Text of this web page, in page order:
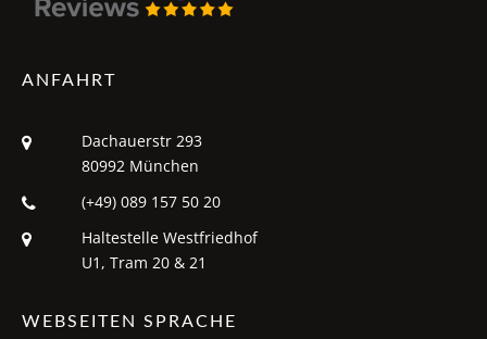
ANFAHRT
Dachauerstr 293
80992 München
(+49) 089 157 50 20
Haltestelle Westfriedhof
U1, Tram 20 & 21
WEBSEITEN SPRACHE